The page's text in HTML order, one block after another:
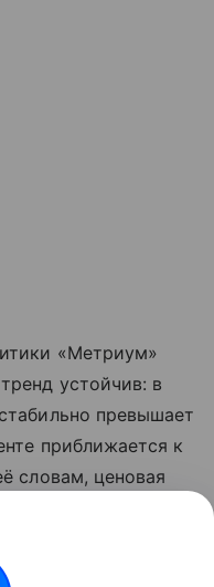
«Метриум»
устойчив: в
превышает
приближается к
словам, ценовая